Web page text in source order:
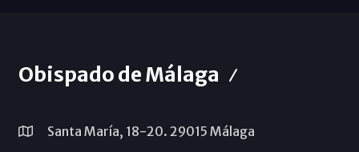
Obispado de Málaga
Santa María, 18-20. 29015 Málaga